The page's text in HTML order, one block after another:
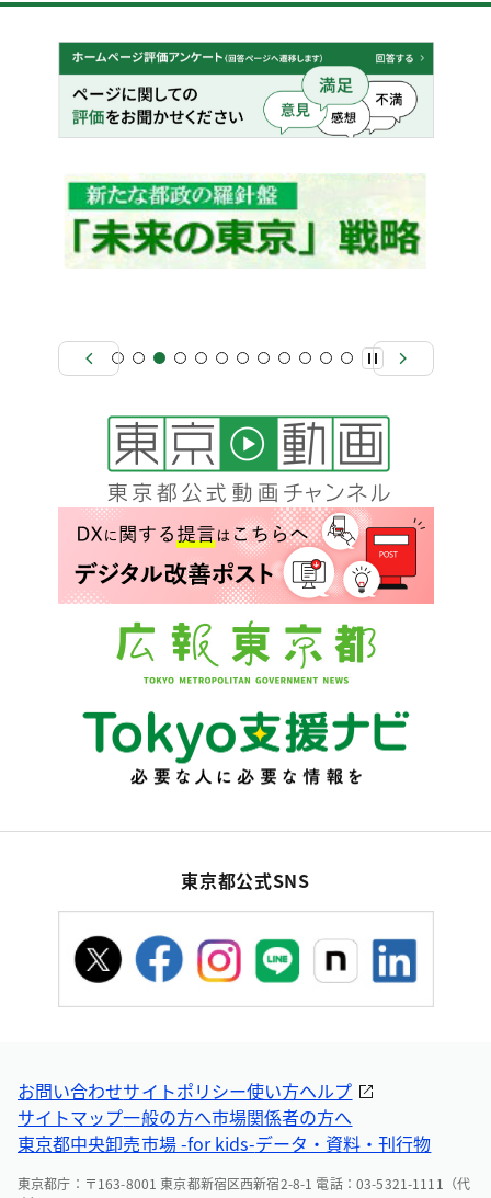
東京都公式SNS
お問い合わせサイトポリシー使い方ヘルプ
サイトマップ一般の方へ市場関係者の方へ
東京都中央卸売市場 -for kids-データ・資料・刊行物
東京都庁：〒163-8001 東京都新宿区西新宿2-8-1 電話：03-5321-1111（代